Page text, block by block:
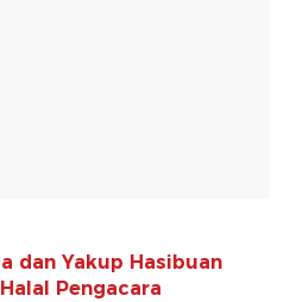
dan Yakup Hasibuan
Pengacara